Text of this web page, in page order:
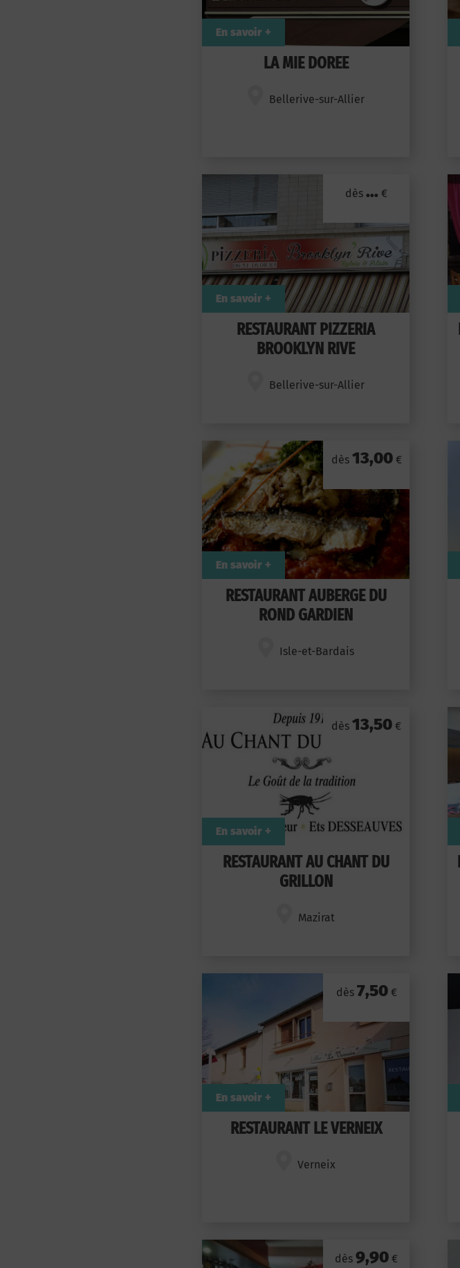
LA MIE DOREE
Bellerive-sur-Allier
En savoir +
RESTAURANT PIZZERIA
BROOKLYN RIVE
Bellerive-sur-Allier
dès... €
En savoir +
RESTAURANT AUBERGE DU
ROND GARDIEN
Isle-et-Bardais
dès 13,00€
En savoir +
RESTAURANT AU CHANT DU
GRILLON
Mazirat
dès13,50 €
En savoir +
RESTAURANT LE VERNEIX
Verneix
dès 7,50€
En savoir +
dès9,90 €